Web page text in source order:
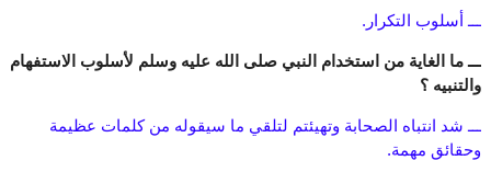
ـــ أسلوب التكرار.
ـــ ما الغاية من استخدام النبي صلى الله عليه وسلم لأسلوب الاستفهام
والتنبيه ؟
ـــ شد انتباه الصحابة وتهيئتم لتلقي ما سيقوله من كلمات عظيمة
وحقائق مهمة.